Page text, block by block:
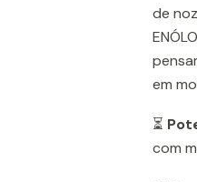
de
em
⏳
com